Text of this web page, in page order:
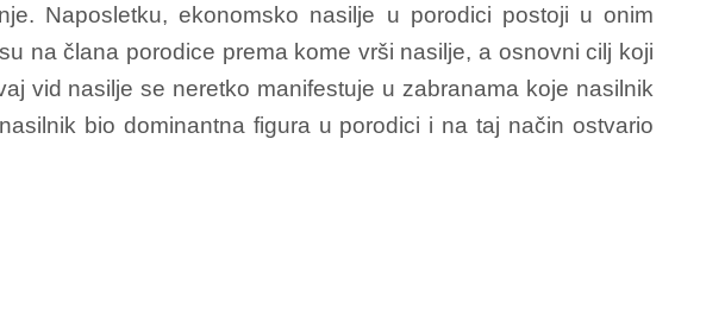
Naposletku, ekonomsko nasilje u porodici postoji u onim
na člana porodice prema kome vrši nasilje, a osnovni cilj koji
vid nasilje se neretko manifestuje u zabranama koje nasilnik
bio dominantna figura u porodici i na taj način ostvario